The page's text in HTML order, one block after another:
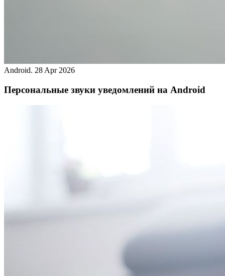
Android. 28 Apr 2026
Персональные звуки уведомлений на Android